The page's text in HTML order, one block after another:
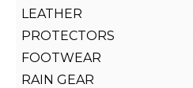
LEATHER
PROTECTORS
FOOTWEAR
RAIN GEAR